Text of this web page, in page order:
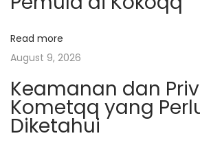
g
a
t
i
e
t
r
a
m
Read more
August 9, 2026
Keamanan dan
Kometqq yang
Diketahui